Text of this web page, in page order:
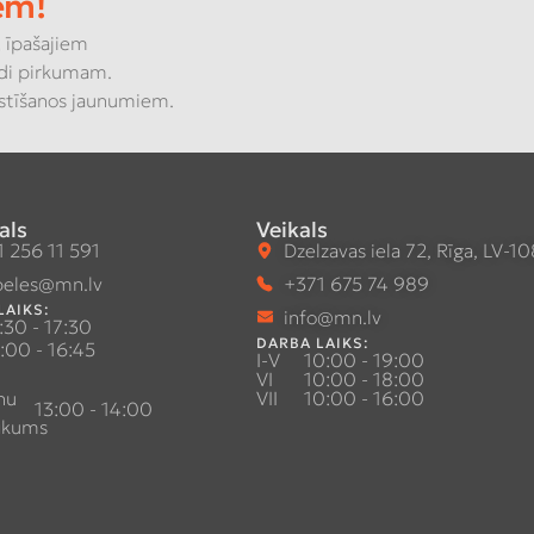
pirkumam.
jaunumiem.
256 11 591
- 17:30
- 16:45
13:00 - 14:00
Veikals
Dzelzavas iela 72, Rīga, LV-
+371 675 74 989
info@mn.lv
DARBA LAIKS:
I-V
10:00 - 19:00
VI
10:00 - 18:00
VII
10:00 - 16:00